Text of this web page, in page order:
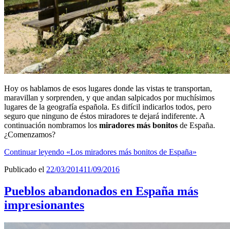
Hoy os hablamos de esos lugares donde las vistas te transportan,
maravillan y sorprenden, y que andan salpicados por muchísimos
lugares de la geografía española. Es difícil indicarlos todos, pero
seguro que ninguno de éstos miradores te dejará indiferente. A
continuación nombramos los miradores más bonitos de España.
¿Comenzamos?
Continuar leyendo «Los miradores más bonitos de España»
Publicado el 22/03/201411/09/2016
Pueblos abandonados en España más
impresionantes